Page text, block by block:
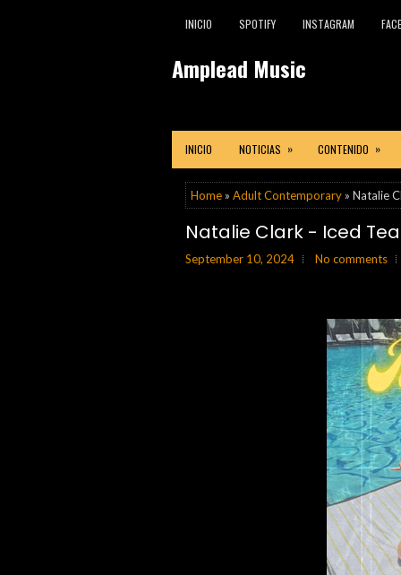
INICIO SPOTIFY INSTAGRAM
Amplead Music
INICIO NOTICIAS » CONTENIDO »
Home » Adult Contemporary » Natalie
Natalie Clark - Iced Tea
September 10, 2024 No comments